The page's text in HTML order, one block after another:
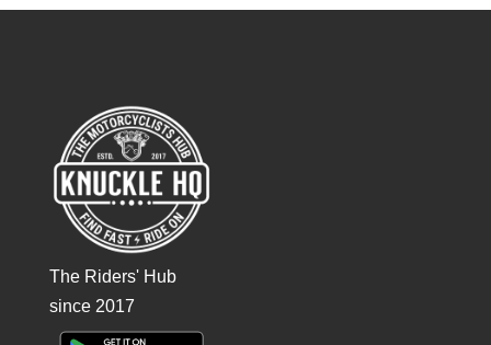
The Riders' Hub
since 2017